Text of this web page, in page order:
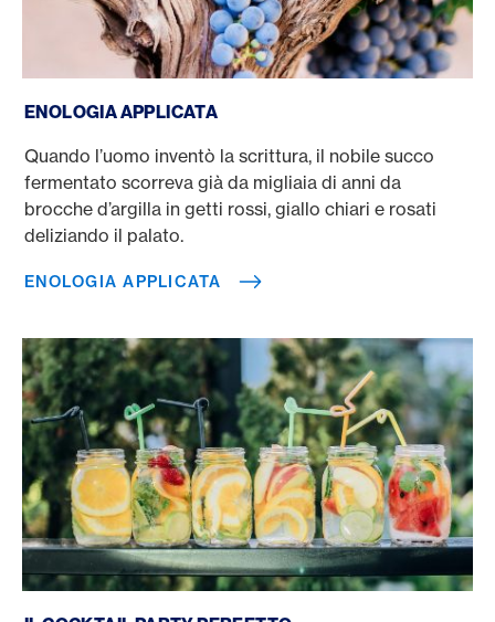
ENOLOGIA APPLICATA
Quando l’uomo inventò la scrittura, il nobile succo
fermentato scorreva già da migliaia di anni da
brocche d’argilla in getti rossi, giallo chiari e rosati
deliziando il palato.
ENOLOGIA APPLICATA